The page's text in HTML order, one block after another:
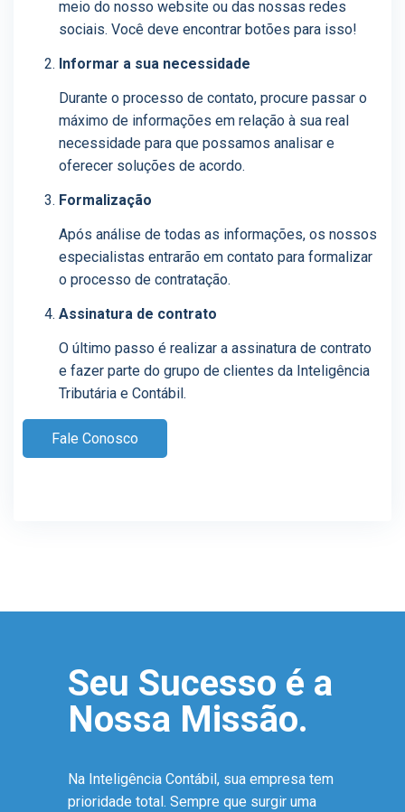
meio do nosso website ou das nossas redes
sociais. Você deve encontrar botões para isso!
Informar a sua necessidade
Durante o processo de contato, procure passar o
máximo de informações em relação à sua real
necessidade para que possamos analisar e
oferecer soluções de acordo.
Formalização
Após análise de todas as informações, os nossos
especialistas entrarão em contato para formalizar
o processo de contratação.
Assinatura de contrato
O último passo é realizar a assinatura de contrato
e fazer parte do grupo de clientes da Inteligência
Tributária e Contábil.
Fale Conosco
Seu Sucesso é a
Nossa Missão.
Na Inteligência Contábil, sua empresa tem
prioridade total. Sempre que surgir uma